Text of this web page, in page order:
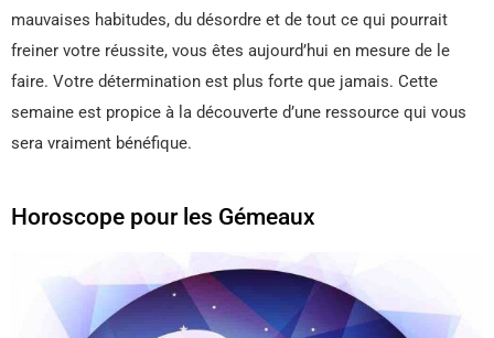
mauvaises habitudes, du désordre et de tout ce qui pourrait
freiner votre réussite, vous êtes aujourd’hui en mesure de le
faire. Votre détermination est plus forte que jamais. Cette
semaine est propice à la découverte d’une ressource qui vous
sera vraiment bénéfique.
Horoscope pour les Gémeaux